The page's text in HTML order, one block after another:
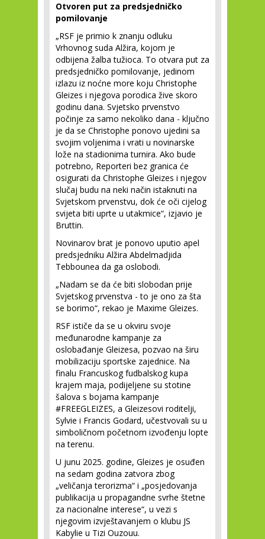
Otvoren put za predsjedničko
pomilovanje
„RSF je primio k znanju odluku
Vrhovnog suda Alžira, kojom je
odbijena žalba tužioca. To otvara put za
predsjedničko pomilovanje, jedinom
izlazu iz noćne more koju Christophe
Gleizes i njegova porodica žive skoro
godinu dana. Svjetsko prvenstvo
počinje za samo nekoliko dana - ključno
je da se Christophe ponovo ujedini sa
svojim voljenima i vrati u novinarske
lože na stadionima turnira. Ako bude
potrebno, Reporteri bez granica će
osigurati da Christophe Gleizes i njegov
slučaj budu na neki način istaknuti na
Svjetskom prvenstvu, dok će oči cijelog
svijeta biti uprte u utakmice“, izjavio je
Bruttin.
Novinarov brat je ponovo uputio apel
predsjedniku Alžira Abdelmadjida
Tebbounea da ga oslobodi.
„Nadam se da će biti slobodan prije
Svjetskog prvenstva - to je ono za šta
se borimo“, rekao je Maxime Gleizes.
RSF ističe da se u okviru svoje
međunarodne kampanje za
oslobađanje Gleizesa, pozvao na širu
mobilizaciju sportske zajednice. Na
finalu Francuskog fudbalskog kupa
krajem maja, podijeljene su stotine
šalova s ​​bojama kampanje
#FREEGLEIZES, a Gleizesovi roditelji,
Sylvie i Francis Godard, učestvovali su u
simboličnom početnom izvođenju lopte
na terenu.
U junu 2025. godine, Gleizes je osuđen
na sedam godina zatvora zbog
„veličanja terorizma“ i „posjedovanja
publikacija u propagandne svrhe štetne
za nacionalne interese“, u vezi s
njegovim izvještavanjem o klubu JS
Kabylie u Tizi Ouzouu.